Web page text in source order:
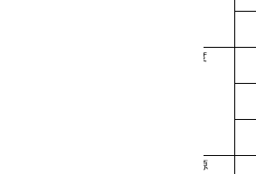
湿度
光源